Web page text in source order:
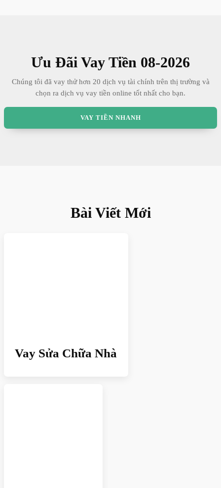
Ưu Đãi Vay Tiền 08-2026
Chúng tôi đã vay thử hơn 20 dịch vụ tài chính trên thị trường và
chọn ra dịch vụ vay tiền online tốt nhất cho bạn.
VAY TIỀN NHANH
Bài Viết Mới
Vay Sửa Chữa Nhà